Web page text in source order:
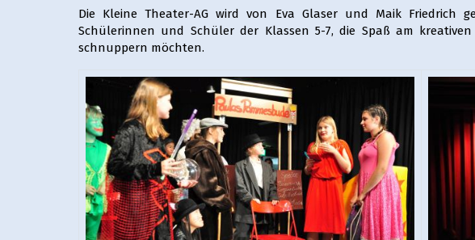
Die Kleine Theater-AG wird von Eva Glaser und Maik Friedrich
Schülerinnen und Schüler der Klassen 5-7, die Spaß am
schnuppern möchten.